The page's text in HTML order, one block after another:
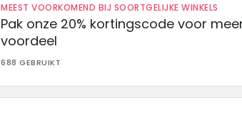
MEEST VOORKOMEND BIJ SOORTGELIJKE WINKELS
Pak onze 20% kortingscode voor
voordeel
688 GEBRUIKT